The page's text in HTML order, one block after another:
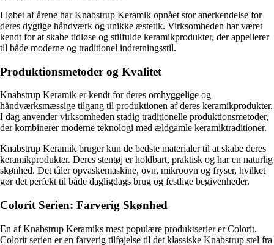
I løbet af årene har Knabstrup Keramik opnået stor anerkendelse for
deres dygtige håndværk og unikke æstetik. Virksomheden har været
kendt for at skabe tidløse og stilfulde keramikprodukter, der appellerer
til både moderne og traditionel indretningsstil.
Produktionsmetoder og Kvalitet
Knabstrup Keramik er kendt for deres omhyggelige og
håndværksmæssige tilgang til produktionen af deres keramikprodukter.
I dag anvender virksomheden stadig traditionelle produktionsmetoder,
der kombinerer moderne teknologi med ældgamle keramiktraditioner.
Knabstrup Keramik bruger kun de bedste materialer til at skabe deres
keramikprodukter. Deres stentøj er holdbart, praktisk og har en naturlig
skønhed. Det tåler opvaskemaskine, ovn, mikroovn og fryser, hvilket
gør det perfekt til både dagligdags brug og festlige begivenheder.
Colorit Serien: Farverig Skønhed
En af Knabstrup Keramiks mest populære produktserier er Colorit.
Colorit serien er en farverig tilføjelse til det klassiske Knabstrup stel fra